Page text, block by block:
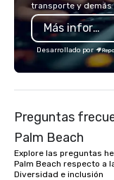
transporte y
Más información
Desarrollado por
Preguntas
Palm Beach
Explore las preguntas
Palm Beach respecto a
Diversidad e inclusión